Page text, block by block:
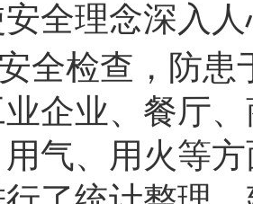
全理念深入
全检查，防患
企业、餐厅
用气、用火等